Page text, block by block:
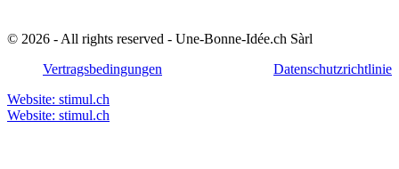
© 2026 - All rights reserved - Une-Bonne-Idée.ch Sàrl
Vertragsbedingungen
Datenschutzrichtlinie
Website: stimul.ch
Website: stimul.ch